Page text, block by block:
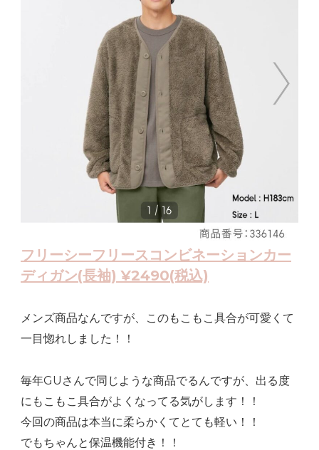
フリーシーフリースコンビネーションカー
ディガン(長袖) ¥2490(税込)
メンズ商品なんですが、このもこもこ具合が可愛くて
一目惚れしました！！
毎年GUさんで同じような商品でるんですが、出る度
にもこもこ具合がよくなってる気がします！！
今回の商品は本当に柔らかくてとても軽い！！
でもちゃんと保温機能付き！！